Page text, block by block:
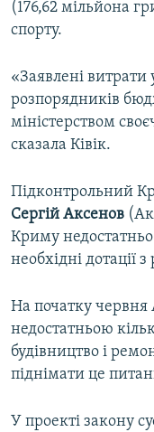
(176,62 мільйона
спорту.
«Заявлені витрати
розпорядників
міністерством
сказала Ківік.
Підконтрольний
Сергій Аксенов
Криму
необхідні дотації
На початку червня
недостатньою
будівництво і
піднімати це
У проекті закону